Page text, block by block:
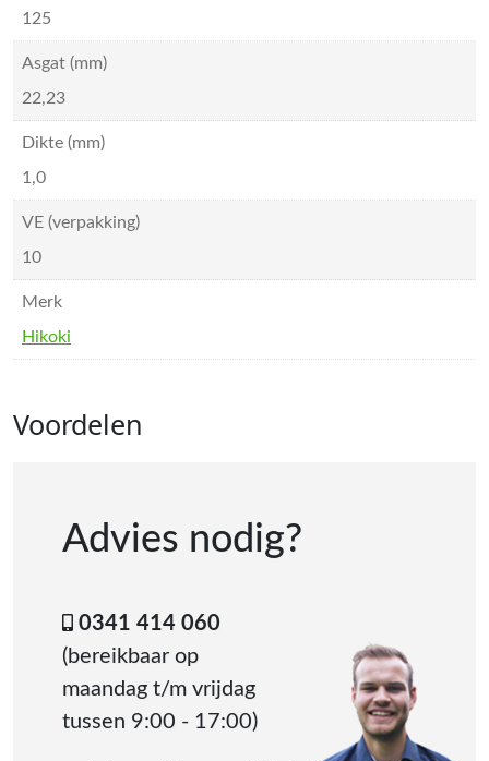
125
Asgat (mm)
22,23
Dikte (mm)
1,0
VE (verpakking)
10
Merk
Hikoki
Voordelen
Advies nodig?
0341 414 060
(bereikbaar op
maandag t/m vrijdag
tussen 9:00 - 17:00)